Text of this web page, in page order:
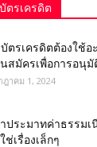
ตรเครดิต
ตรเครดิตต้องใช้อ
สมัครเพื่อการอนุมั
ฎาคม 1, 2024
ประมาทค่าธรรมเ
ช่เรื่องเล็กๆ